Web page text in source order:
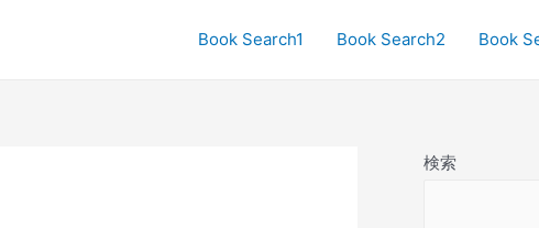
Book Search1 Book Search2 Book
検索